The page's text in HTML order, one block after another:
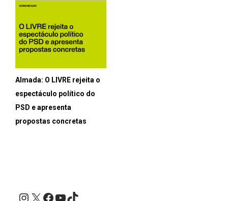
Almada: O LIVRE rejeita o
espectáculo político do
PSD e apresenta
propostas concretas
Instagram
X Facebook
YouTube